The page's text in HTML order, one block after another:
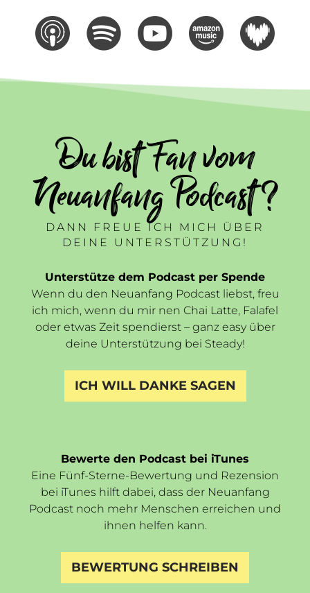
Du bist Fan vom
Neuanfang Podcast ?
DANN FREUE ICH MICH ÜBER
DEINE UNTERSTÜTZUNG!
Unterstütze dem Podcast per Spende
Wenn du den Neuanfang Podcast liebst, freu
ich mich, wenn du mir nen Chai Latte, Falafel
oder etwas Zeit spendierst – ganz easy über
deine Unterstützung bei Steady!
ICH WILL DANKE SAGEN
Bewerte den Podcast bei iTunes
Eine Fünf-Sterne-Bewertung und Rezension
bei iTunes hilft dabei, dass der Neuanfang
Podcast noch mehr Menschen erreichen und
ihnen helfen kann.
BEWERTUNG SCHREIBEN